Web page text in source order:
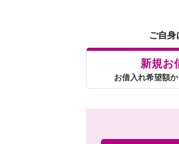
ご自
新規お
お借入れ希望額